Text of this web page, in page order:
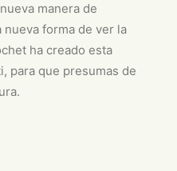
manera de
forma de ver la
ha creado esta
para que presumas de